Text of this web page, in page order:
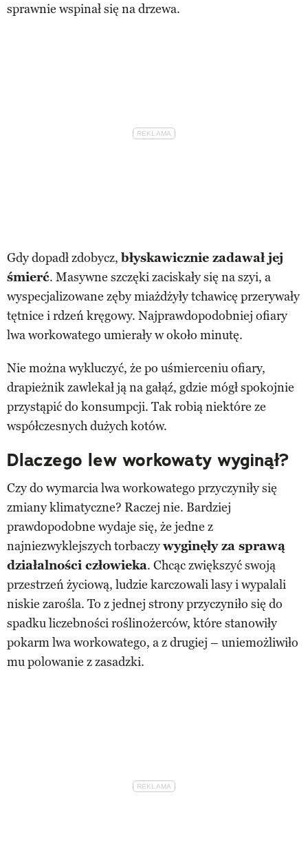
sprawnie wspinał się na drzewa.
Gdy dopadł zdobycz,błyskawicznie zadawał jej
śmierć. Masywne szczęki zaciskały się na szyi, a
wyspecjalizowane zęby miażdżyły tchawicę przerywały
tętnice i rdzeń kręgowy. Najprawdopodobniej ofiary
lwa workowatego umierały w około minutę.
Nie można wykluczyć, że po uśmierceniu ofiary,
drapieżnik zawlekał ją na gałąź, gdzie mógł spokojnie
przystąpić do konsumpcji. Tak robią niektóre ze
współczesnych dużych kotów.
Dlaczego lew workowaty wyginął?
Czy do wymarcia lwa workowatego przyczyniły się
zmiany klimatyczne? Raczej nie. Bardziej
prawdopodobne wydaje się, że jedne z
najniezwyklejszych torbaczywyginęły za sprawą
działalności człowieka. Chcąc zwiększyć swoją
przestrzeń życiową, ludzie karczowali lasy i wypalali
niskie zarośla. To z jednej strony przyczyniło się do
spadku liczebności roślinożerców, które stanowiły
pokarm lwa workowatego, a z drugiej – uniemożliwiło
mu polowanie z zasadzki.